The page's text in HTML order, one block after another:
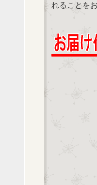
れることを